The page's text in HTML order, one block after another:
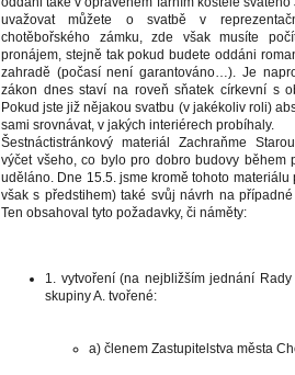
uvažovat můžete o svatbě v
chotěbořského zámku, zde však musíte
pronájem, stejně tak pokud budete oddáni
zahradě (počasí není garantováno…). Je
zákon dnes staví na roveň sňatek církevní s
Pokud jste již nějakou svatbu (v jakékoliv roli)
sami srovnávat, v jakých interiérech probíhaly.
Šestnáctistránkový materiál Zachraňme
výčet všeho, co bylo pro dobro budovy během
uděláno. Dne 15.5. jsme kromě tohoto
však s předstihem) také svůj návrh na
Ten obsahoval tyto požadavky, či náměty:
1. vytvoření (na nejbližším jednání
skupiny A. tvořené:
a) členem Zastupitelstva města